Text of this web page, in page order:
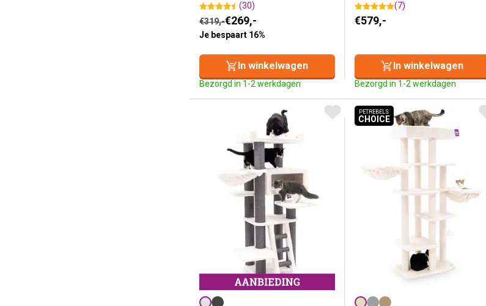
(30)
€319,-
Oorspronkelijke prijs was: €319,-.
€269,-
Huidige prijs is: €269,-.
Je bespaart 16%
Bezorgd in 1-2 werkdagen
In winkelwagen
(7)
€579,-
Bezorgd in 1-2 werkdagen
In winkelwagen
PETREBELS
CHOICE
PETREBELS CHOICE